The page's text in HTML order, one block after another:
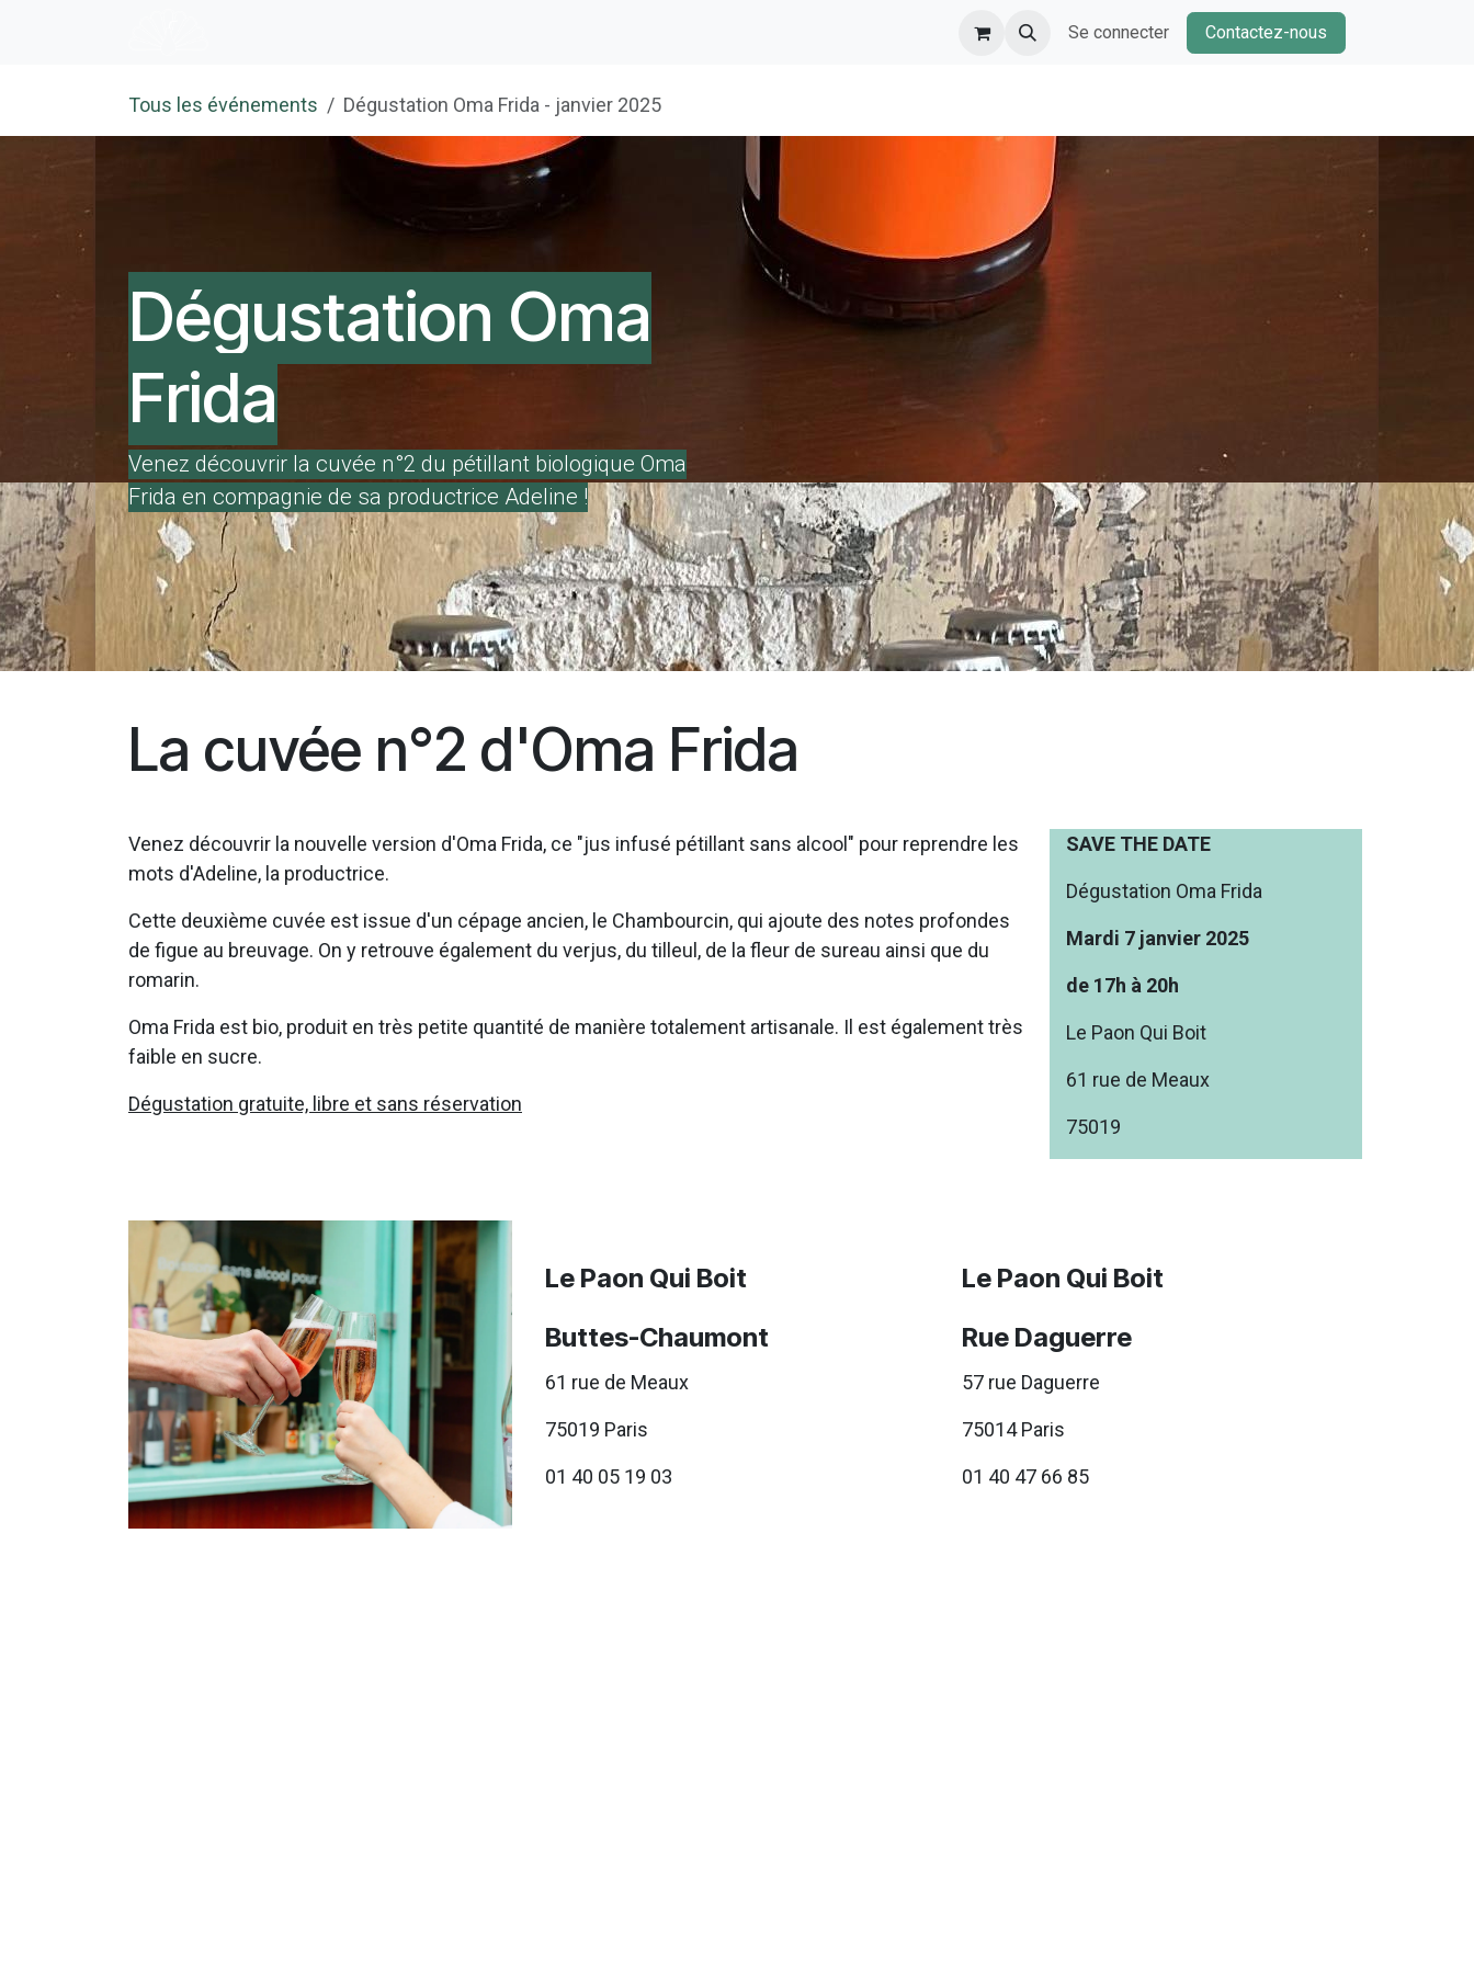
Se connecter Contactez-nous
Tous les événements Dégustation Oma Frida - janvier 2025
Dégustation Oma
Frida
Venez découvrir la cuvée n°2 du pétillant biologique Oma
Frida en compagnie de sa productrice Adeline !
La cuvée n°2 d'Oma Frida
Venez découvrir la nouvelle version d'Oma Frida, ce "jus infusé pétillant sans alcool" pour reprendre les
mots d'Adeline, la productrice.
Cette deuxième cuvée est issue d'un cépage ancien, le Chambourcin, qui ajoute des notes profondes
de figue au breuvage. On y retrouve également du verjus, du tilleul, de la fleur de sureau ainsi que du
romarin.
Oma Frida est bio, produit en très petite quantité de manière totalement artisanale. Il est également très
faible en sucre.
Dégustation gratuite, libre et sans réservation
SAVE THE DATE
Dégustation Oma Frida
Mardi 7 janvier 2025
de 17h à 20h
Le Paon Qui Boit
61 rue de Meaux
75019
Le Paon Qui Boit
Buttes-Chaumont
61 rue de Meaux
75019 Paris
01 40 05 19 03
Le Paon Qui Boit
Rue Daguerre
57 rue Daguerre
75014 Paris
01 40 47 66 85